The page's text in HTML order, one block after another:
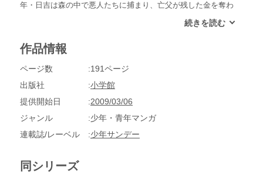
年・日吉は森の中で悪人たちに捕まり、亡父が残した金を奪わ
者と、小さな子供が通りがかり、悪人たちを一蹴。その若者は
る、竹千代だった…。日本史上、最も偉大な男たちが登場した
姿をコミカルに描く歴史ファンタジー!!
作品情報
ページ数
191ページ
出版社
小学館
提供開始日
2009/03/06
ジャンル
少年・青年マンガ
連載誌/レーベル
少年サンデー
同シリーズ